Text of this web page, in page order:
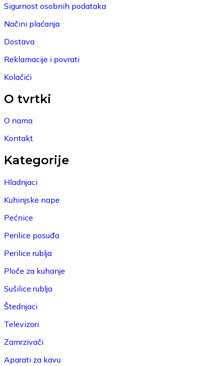
Sigurnost osobnih podataka
Načini plaćanja
Dostava
Reklamacije i povrati
Kolačići
O tvrtki
O nama
Kontakt
Kategorije
Hladnjaci
Kuhinjske nape
Pećnice
Perilice posuđa
Perilice rublja
Ploče za kuhanje
Sušilice rublja
Štednjaci
Televizori
Zamrzivači
Aparati za kavu